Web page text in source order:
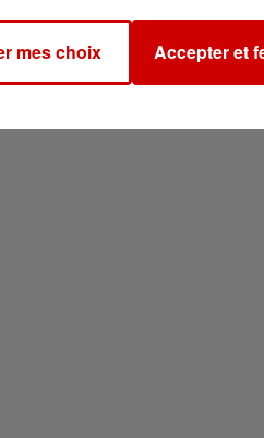
mes choix Accepter et